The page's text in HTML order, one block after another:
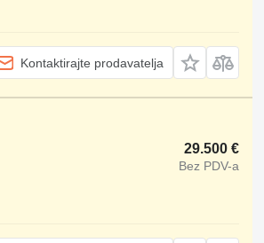
Kontaktirajte prodavatelja
29.500 €
Bez PDV-a